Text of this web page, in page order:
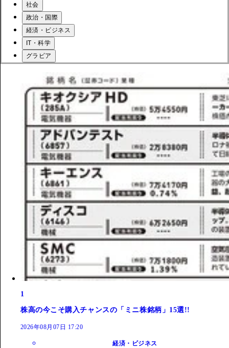
社会
政治・国際
経済・ビジネス
IT・科学
グラビア
1
株高の今こそ購入チャンスの「ミニ株銘柄」15選!!
2026年08月07日 17:20
経済・ビジネス